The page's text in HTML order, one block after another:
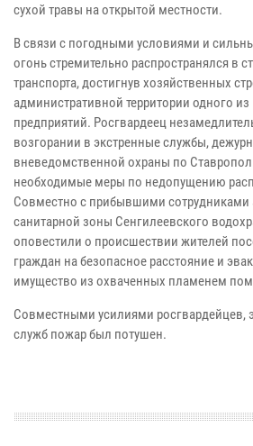
сухой травы на открытой местности.
В связи с погодными условиями и
огонь стремительно распространялся в
транспорта, достигнув хозяйственных
административной территории одного
предприятий. Росгвардеец
возгорании в экстренные службы,
вневедомственной охраны по
необходимые меры по недопущению
Совместно с прибывшими сотрудниками
санитарной зоны Сенгилеевского
оповестили о происшествии жителей
граждан на безопасное расстояние и
имущество из охваченных пламенем
Совместными усилиями росгвардейцев,
служб пожар был потушен.